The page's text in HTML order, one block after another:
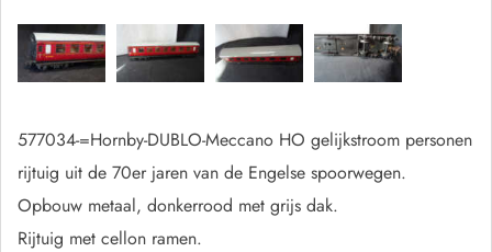
577034-=Hornby-DUBLO-Meccano HO gelijkstroom personen
rijtuig uit de 70er jaren van de Engelse spoorwegen.
Opbouw metaal, donkerrood met grijs dak.
Rijtuig met cellon ramen.